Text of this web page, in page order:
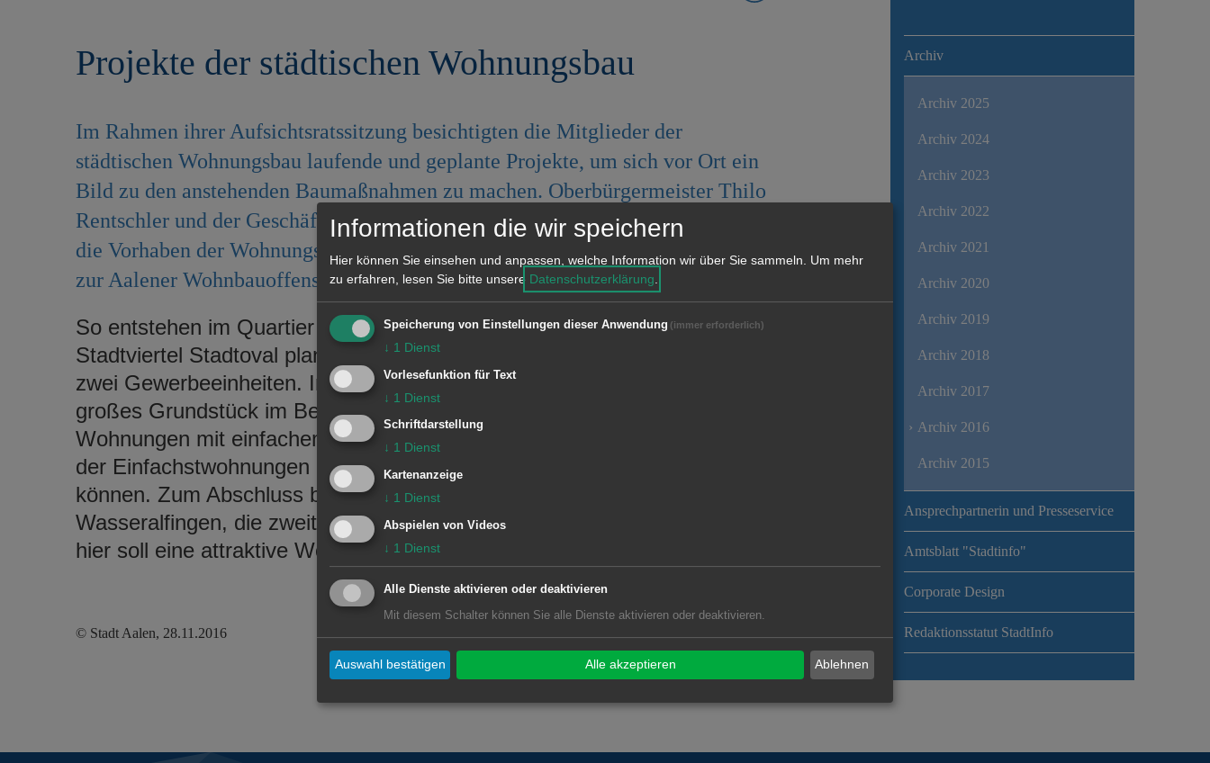
Projekte der städtischen Wohnungsbau
Im Rahmen ihrer Aufsichtsratssitzung besichtigten die Mitglieder der
städtischen Wohnungsbau laufende und geplante Projekte, um sich vor Ort ein
Bild zu den anstehenden Baumaßnahmen zu machen. Oberbürgermeister Thilo
Rentschler und der Geschäftsführer der Wohnungsbau Robert Ihl erläuterten
die Vorhaben der Wohnungsbau, mit denen die städtische Tochter entscheidend
zur Aalener Wohnbauoffensive beitragen will.
So entstehen im Quartier am Stadtgarten 67 Wohnungen und im neuen
Stadtviertel Stadtoval plant die Wohnungsbau 21 Wohneinheiten plus
zwei Gewerbeeinheiten. In der Gartenstraße befindet sich ein 800 m²
großes Grundstück im Besitz der Stadt, hier sollen dringend benötigte
Wohnungen mit einfachem Standard entstehen, um auch im Segment
der Einfachstwohnungen ein ausreichendes Angebot vorhalten zu
können. Zum Abschluss besichtigte man das Grundstück Maiergasse in
Wasseralfingen, die zweite Konversionsfläche im Stadtgebiet Aalen. Auch
hier soll eine attraktive Wohnbebauung entstehen.
© Stadt Aalen, 28.11.2016
Archiv
Archiv 2025
Archiv 2024
Archiv 2023
Archiv 2022
Archiv 2021
Archiv 2020
Archiv 2019
Archiv 2018
Archiv 2017
Archiv 2016
Archiv 2015
Ansprechpartnerin und Presseservice
Amtsblatt "Stadtinfo"
Corporate Design
Redaktionsstatut StadtInfo
Informationen die wir speichern
Hier können Sie einsehen und anpassen, welche Information wir über Sie sammeln.
Um mehr
zu erfahren, lesen Sie bitte unsere Datenschutzerklärung
Speicherung von Einstellungen dieser Anwendung (immer erforderlich)
↓ 1 Dienst
Vorlesefunktion für Text
↓ 1 Dienst
Schriftdarstellung
↓ 1 Dienst
Kartenanzeige
↓ 1 Dienst
Abspielen von Videos
↓ 1 Dienst
Alle Dienste aktivieren oder deaktivieren
Mit diesem Schalter können Sie alle Dienste aktivieren oder deaktivieren.
Ablehnen
Auswahl bestätigen Alle akzeptieren